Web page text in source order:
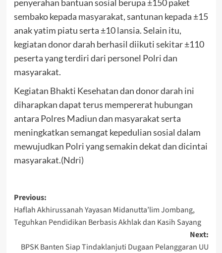
penyerahan bantuan sosial berupa ±150 paket
sembako kepada masyarakat, santunan kepada ±15
anak yatim piatu serta ±10 lansia. Selain itu,
kegiatan donor darah berhasil diikuti sekitar ±110
peserta yang terdiri dari personel Polri dan
masyarakat.
Kegiatan Bhakti Kesehatan dan donor darah ini
diharapkan dapat terus mempererat hubungan
antara Polres Madiun dan masyarakat serta
meningkatkan semangat kepedulian sosial dalam
mewujudkan Polri yang semakin dekat dan dicintai
masyarakat.(Ndri)
Post
navigation
Previous:
Haflah Akhirussanah Yayasan Midanutta’lim Jombang,
Teguhkan Pendidikan Berbasis Akhlak dan Kasih Sayang
Next:
BPSK Banten Siap Tindaklanjuti Dugaan Pelanggaran UU